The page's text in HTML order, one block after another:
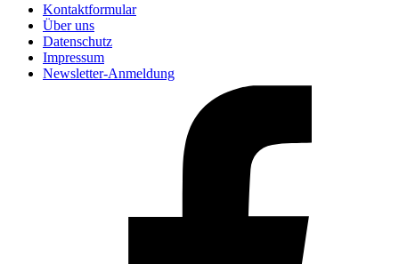
Kontaktformular
Über uns
Datenschutz
Impressum
Newsletter-Anmeldung